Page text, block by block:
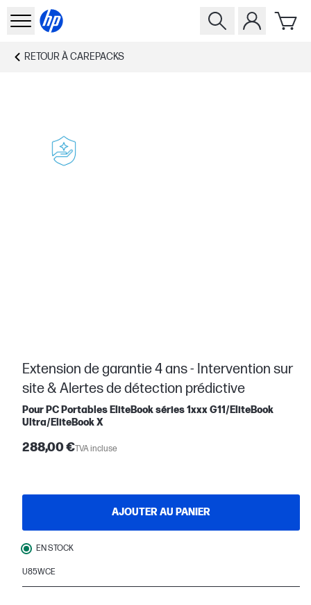
RETOUR ÀCAREPACKS
Extension de garantie 4 ans - Intervention sur
site & Alertes de détection prédictive
Pour PC Portables EliteBook séries 1xxx G11/EliteBook
Ultra/EliteBook X
288,00 €TVA incluse
AJOUTER AU PANIER
EN STOCK
U85WCE